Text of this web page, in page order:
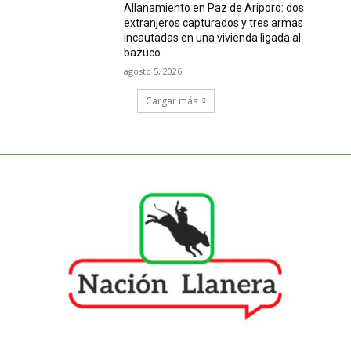
Allanamiento en Paz de Ariporo: dos
extranjeros capturados y tres armas
incautadas en una vivienda ligada al
bazuco
agosto 5, 2026
Cargar más